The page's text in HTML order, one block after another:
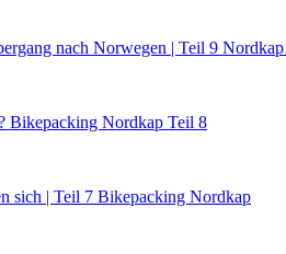
nach Norwegen | Teil 9
Bikepacking Nordkap Teil 8
sich | Teil 7 Bikepacking Nordkap